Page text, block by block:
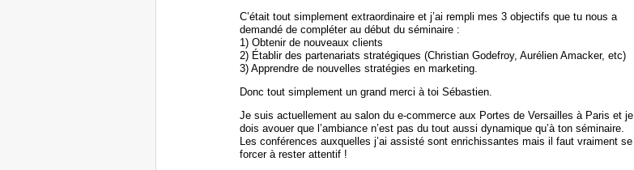
C’était tout simplement extraordinaire et j’ai rempli mes 3 objectifs que tu nous a
demandé de compléter au début du séminaire :
1) Obtenir de nouveaux clients
2) Établir des partenariats stratégiques (Christian Godefroy, Aurélien Amacker, etc)
3) Apprendre de nouvelles stratégies en marketing.
Donc tout simplement un grand merci à toi Sébastien.
Je suis actuellement au salon du e-commerce aux Portes de Versailles à Paris et je
dois avouer que l’ambiance n’est pas du tout aussi dynamique qu’à ton séminaire.
Les conférences auxquelles j’ai assisté sont enrichissantes mais il faut vraiment se
forcer à rester attentif !